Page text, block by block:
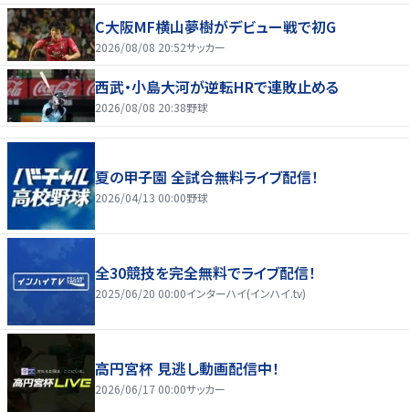
C大阪MF横山夢樹がデビュー戦で初G
2026/08/08 20:52サッカー
西武・小島大河が逆転HRで連敗止める
2026/08/08 20:38野球
夏の甲子園 全試合無料ライブ配信！
2026/04/13 00:00野球
全30競技を完全無料でライブ配信！
2025/06/20 00:00インターハイ(インハイ.tv)
高円宮杯 見逃し動画配信中！
2026/06/17 00:00サッカー